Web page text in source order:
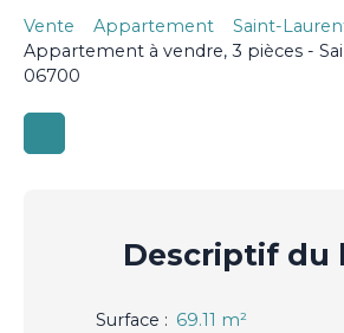
Vente Appartement
Saint-
Appartement à vendre, 3 pièces -
06700
Descriptifdu
Surface : 69.11 m²